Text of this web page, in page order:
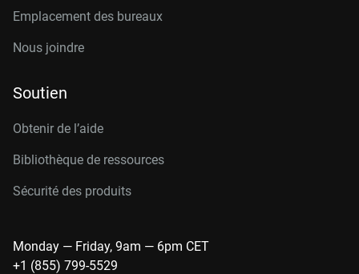
Emplacement des bureaux
Nous joindre
Soutien
Obtenir de l’aide
Bibliothèque de ressources
Sécurité des produits
Monday — Friday, 9am — 6pm CET
+1 (855) 799-5529